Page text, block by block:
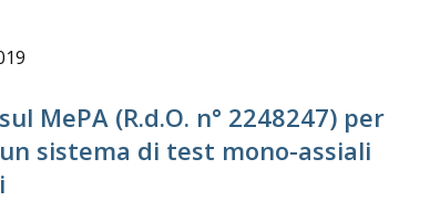
MePA (R.d.O. n° 2248247) per
sistema di test mono-assiali